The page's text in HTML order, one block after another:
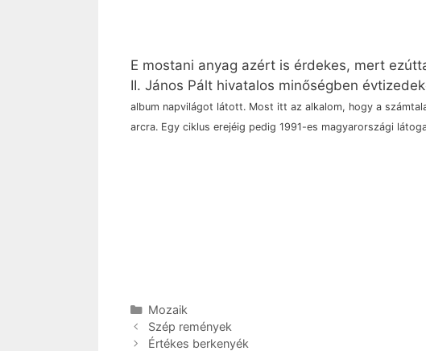
E mostani anyag azért is érdekes, mert
II. János Pált hivatalos minőségben
album napvilágot látott. Most itt az alkalom, hogy a
arcra. Egy ciklus erejéig pedig 1991-es magyarországi
Kategória
Mozaik
Szép remények
Értékes berkenyék